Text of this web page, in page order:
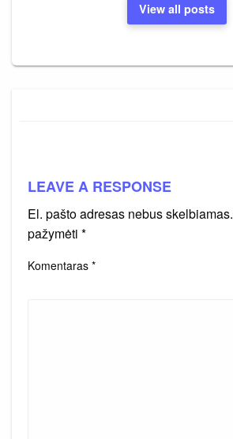
View all posts
LEAVE A RESPONSE
El. pašto adresas nebus skelbiamas.
pažymėti *
Komentaras *